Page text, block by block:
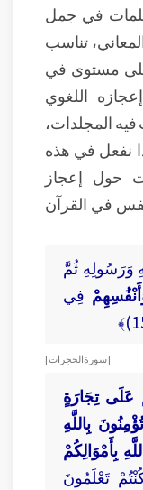
في جمل
تناسب
مستوى في
اللغوي
المجلدات،
نفعل في هذه
حول إعجاز
في القرآن
وَرَسُولِهِ ثُمَّ
فِي
[ سورة الحجرات ]
عَلَى تِجَارَةٍ
عَذَابٍ أَلِيمٍ (10) تُؤْمِنُونَ بِاللَّهِ
بِأَمْوَالِكُمْ
تَعْلَمُونَ